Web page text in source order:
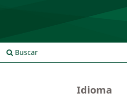
Buscar
Idioma